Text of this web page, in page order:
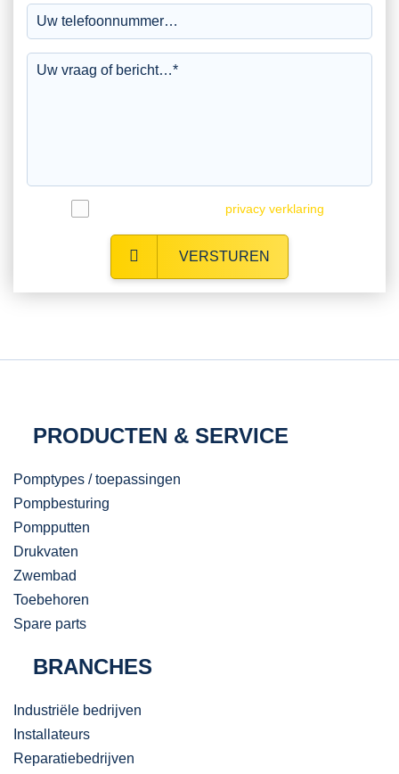
privacy verklaring
VERSTUREN
PRODUCTEN & SERVICE
Pomptypes / toepassingen
Pompbesturing
Pompputten
Drukvaten
Zwembad
Toebehoren
Spare parts
BRANCHES
Industriële bedrijven
Installateurs
Reparatiebedrijven